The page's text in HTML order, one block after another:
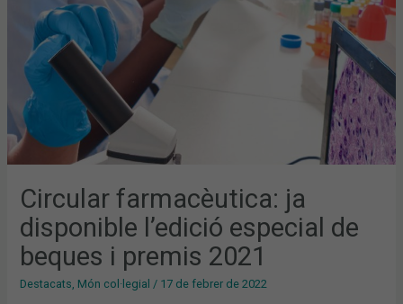
Circular farmacèutica: ja
disponible l’edició especial de
beques i premis 2021
Destacats Món col·legial / 17 de febrer de 2022
PREMIS
2021